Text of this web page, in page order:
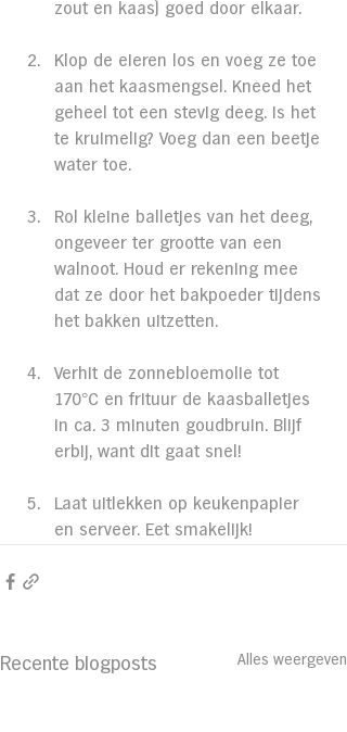
zout en kaas) goed door elkaar.
Klop de eieren los en voeg ze toe
aan het kaasmengsel. Kneed het
geheel tot een stevig deeg. Is het
te kruimelig? Voeg dan een beetje
water toe.
Rol kleine balletjes van het deeg,
ongeveer ter grootte van een
walnoot. Houd er rekening mee
dat ze door het bakpoeder tijdens
het bakken uitzetten.
Verhit de zonnebloemolie tot
170°C en frituur de kaasballetjes
in ca. 3 minuten goudbruin. Blijf
erbij, want dit gaat snel!
Laat uitlekken op keukenpapier
en serveer. Eet smakelijk!
Recente blogposts Alles weergeven